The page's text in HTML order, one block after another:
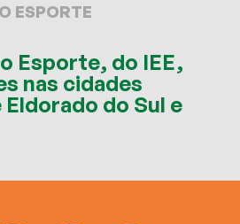
ESPORTE
Esporte, do IEE,
nas cidades
Eldorado do Sul e